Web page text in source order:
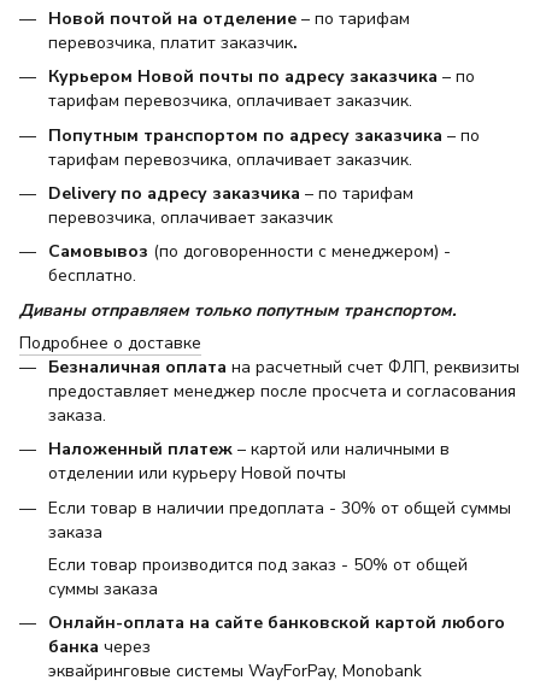
Новой почтой на отделение – по тарифам
перевозчика, платит заказчик.
Курьером Новой почты по адресу заказчика – по
тарифам перевозчика, оплачивает заказчик.
Попутным транспортом по адресу заказчика – по
тарифам перевозчика, оплачивает заказчик.
Delivery по адресу заказчика – по тарифам
перевозчика, оплачивает заказчик
Самовывоз (по договоренности с менеджером) -
бесплатно.
Диваны отправляем только попутным транспортом.
Подробнее о доставке
Безналичная оплата на расчетный счет ФЛП, реквизиты
предоставляет менеджер после просчета и согласования
заказа.
Наложенный платеж – картой или наличными в
отделении или курьеру Новой почты
Если товар в наличии предоплата - 30% от общей суммы
заказа
Если товар производится под заказ - 50% от общей
суммы заказа
Онлайн-оплата на сайте банковской картой любого
банка через
эквайринговые системы WayForPay, Monobank